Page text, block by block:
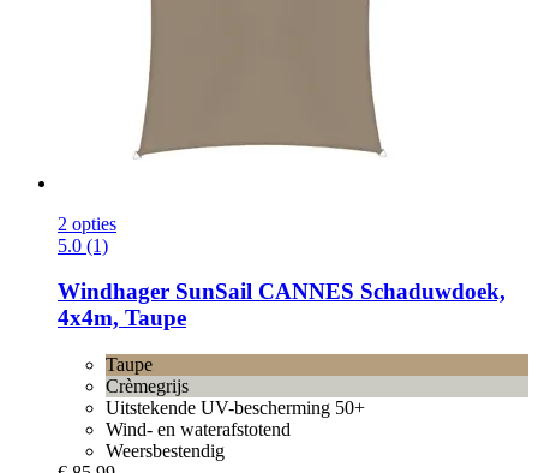
2 opties
5.0 (1)
Windhager SunSail CANNES Schaduwdoek,
4x4m, Taupe
Taupe
Crèmegrijs
Uitstekende UV-bescherming 50+
Wind- en waterafstotend
Weersbestendig